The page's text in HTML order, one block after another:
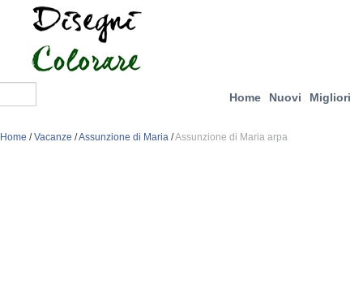
Home Nuovi Migliori
Home /Vacanze /Assunzione di Maria /Assunzione di Maria arpa